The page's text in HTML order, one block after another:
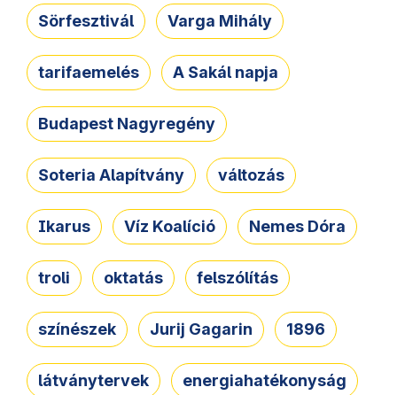
Sörfesztivál Varga Mihály
tarifaemelés A Sakál napja
Budapest Nagyregény
Soteria Alapítvány változás
Ikarus Víz Koalíció Nemes Dóra
troli oktatás felszólítás
színészek Jurij Gagarin 1896
látványtervek energiahatékonyság